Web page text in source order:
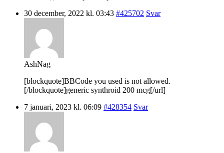
30 december, 2022 kl. 03:43 #425702 Svar
AshNag
[blockquote]BBCode you used is not allowed.
[/blockquote]generic synthroid 200 mcg[/url]
7 januari, 2023 kl. 06:09 #428354 Svar